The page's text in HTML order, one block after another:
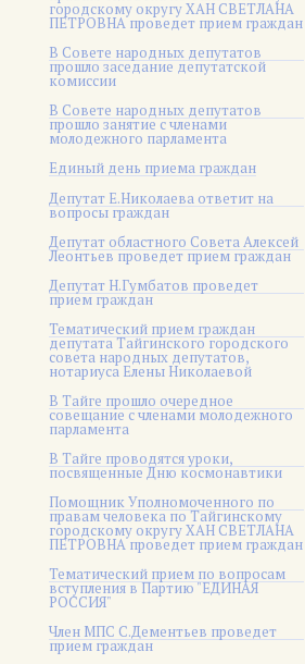
городскому округу ХАН СВЕТЛАНА
ПЕТРОВНА проведет прием граждан
В Совете народных депутатов
прошло заседание депутатской
комиссии
В Совете народных депутатов
прошло занятие с членами
молодежного парламента
Единый день приема граждан
Депутат Е.Николаева ответит на
вопросы граждан
Депутат областного Совета Алексей
Леонтьев проведет прием граждан
Депутат Н.Гумбатов проведет
прием граждан
Тематический прием граждан
депутата Тайгинского городского
совета народных депутатов,
нотариуса Елены Николаевой
В Тайге прошло очередное
совещание с членами молодежного
парламента
В Тайге проводятся уроки,
посвященные Дню космонавтики
Помощник Уполномоченного по
правам человека по Тайгинскому
городскому округу ХАН СВЕТЛАНА
ПЕТРОВНА проведет прием граждан
Тематический прием по вопросам
вступления в Партию "ЕДИНАЯ
РОССИЯ"
Член МПС С.Дементьев проведет
прием граждан